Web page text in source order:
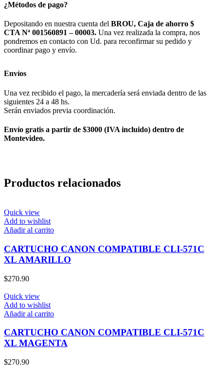
¿Métodos de pago?
Depositando en nuestra cuenta del BROU, Caja de ahorro $
CTA Nª 001560891 – 00003. Una vez realizada la compra, nos
pondremos en contacto con Ud. para reconfirmar su pedido y
coordinar pago y envío.
Envíos
Una vez recibido el pago, la mercadería será enviada dentro de las
siguientes 24 a 48 hs.
Serán enviados previa coordinación.
Envío gratis a partir de $3000 (IVA incluido) dentro de
Montevideo.
Productos relacionados
Quick view
Add to wishlist
Añadir al carrito
CARTUCHO CANON COMPATIBLE CLI-571C
XL AMARILLO
$270.90
Quick view
Add to wishlist
Añadir al carrito
CARTUCHO CANON COMPATIBLE CLI-571C
XL MAGENTA
$270.90